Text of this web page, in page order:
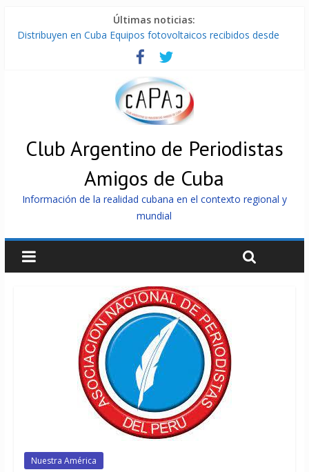
Últimas noticias:
Distribuyen en Cuba Equipos fotovoltaicos recibidos desde
La ONU condena medidas de EE.UU contra Cuba
Cuba alerta sobre doctrina militar de dominación de EEUU
Nuevas sanciones de EEUU contra Cuba apuntan a la
cooperación militar con Rusia y China
Brutal represión contra los que marchan para que no se
venda la patria
Club Argentino de Periodistas
Amigos de Cuba
Información de la realidad cubana en el contexto regional y
mundial
Nuestra América